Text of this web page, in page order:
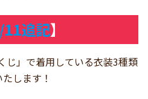
追記】
じ」で着用している衣装3種類
します！